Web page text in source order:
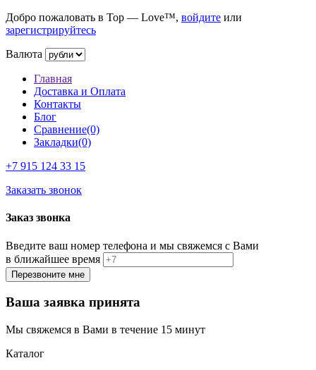
Добро пожаловать в Top — Love™, войдите или
зарегистрируйтесь
Валюта
Главная
Доставка и Оплата
Контакты
Блог
Сравнение(0)
Закладки(0)
+7 915 124 33 15
Заказать звонок
Заказ звонка
Введите ваш номер телефона и мы свяжемся с Вами
в ближайшее время
Ваша заявка принята
Мы свяжемся в Вами в течение 15 минут
Каталог